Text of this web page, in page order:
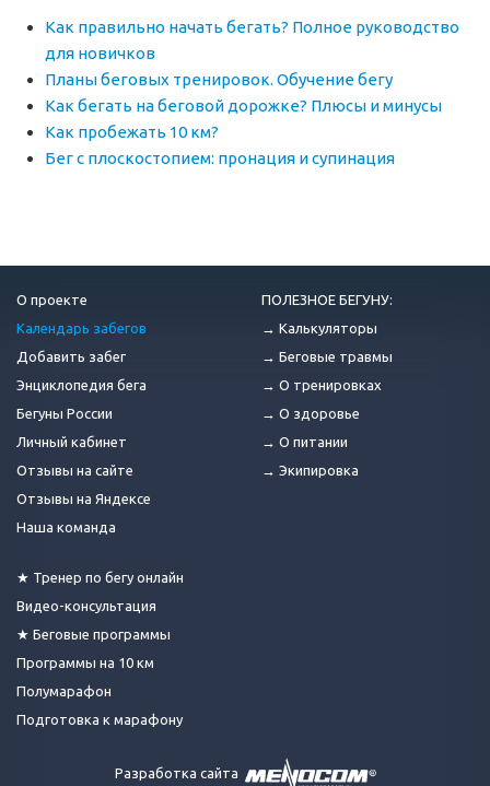
Как правильно начать бегать? Полное руководство
для новичков
Планы беговых тренировок. Обучение бегу
Как бегать на беговой дорожке? Плюсы и минусы
Как пробежать 10 км?
Бег с плоскостопием: пронация и супинация
О проекте
Календарь забегов
Добавить забег
Энциклопедия бега
Бегуны России
Личный кабинет
Отзывы на сайте
Отзывы на Яндексе
Наша команда
★ Тренер по бегу онлайн
Видео-консультация
★ Беговые программы
Программы на 10 км
Полумарафон
Подготовка к марафону
ПОЛЕЗНОЕ БЕГУНУ:
→ Калькуляторы
→ Беговые травмы
→ О тренировках
→ О здоровье
→ О питании
→ Экипировка
Разработка сайта